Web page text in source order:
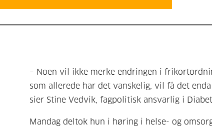
– Noen vil ikke merke endringen i
som allerede har det vanskelig, vil få det
sier Stine Vedvik, fagpolitisk ansvarlig i
Mandag deltok hun i høring i helse- og